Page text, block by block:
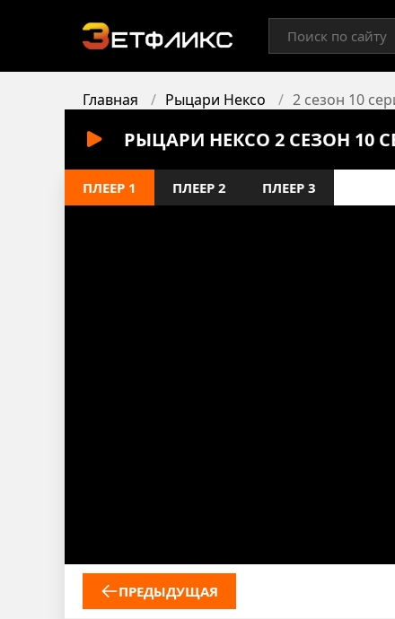
Главная Рыцари Нексо 2 сезон 10
РЫЦАРИ НЕКСО 2 СЕЗОН 10
ПЛЕЕР 1 ПЛЕЕР 2 ПЛЕЕР 3
ПРЕДЫДУЩАЯ